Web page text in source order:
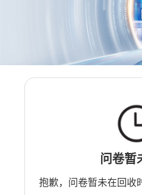
问卷暂
抱歉，问卷暂未在回收